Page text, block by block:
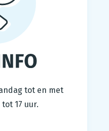
tot en met
17 uur.